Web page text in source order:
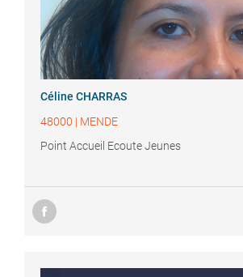
Céline CHARRAS
48000 | MENDE
Point Accueil Ecoute Jeunes